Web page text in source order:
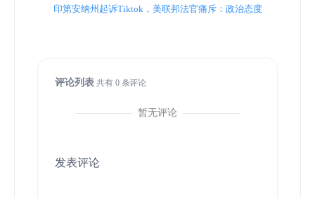
印第安纳州起诉Tiktok，美联邦法官痛斥：政治态度
评论列表共有 0条评论
暂无评论
发表评论